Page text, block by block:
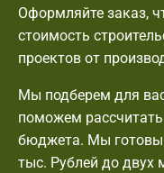
Оформляйте заказ,
стоимость
проектов от
Мы подберем для
поможем
бюджета. Мы готовы
тыс. Рублей до двух